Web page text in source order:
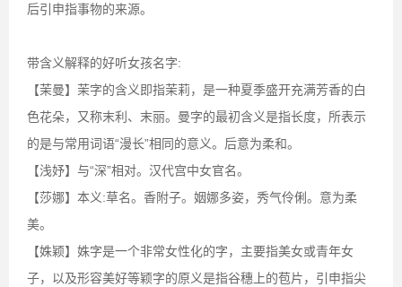
后引申指事物的来源。
带含义解释的好听女孩名字:
【茉曼】茉字的含义即指茉莉，是一种夏季盛开充满芳香的白
色花朵，又称末利、末丽。曼字的最初含义是指长度，所表示
的是与常用词语“漫长”相同的意义。后意为柔和。
【浅妤】与“深”相对。汉代宫中女官名。
【莎娜】本义:草名。香附子。姻娜多姿，秀气伶俐。意为柔
美。
【姝颖】姝字是一个非常女性化的字，主要指美女或青年女
子，以及形容美好等颖字的原义是指谷穗上的苞片，引申指尖